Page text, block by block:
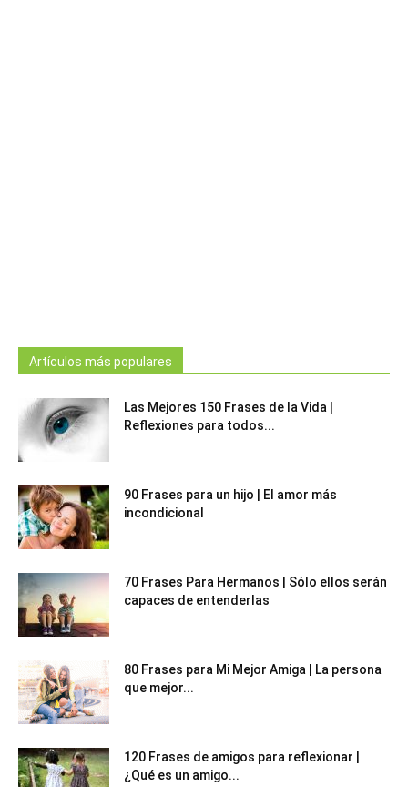
Artículos más populares
Las Mejores 150 Frases de la Vida |
Reflexiones para todos...
90 Frases para un hijo | El amor más
incondicional
70 Frases Para Hermanos | Sólo ellos serán
capaces de entenderlas
80 Frases para Mi Mejor Amiga | La persona
que mejor...
120 Frases de amigos para reflexionar |
¿Qué es un amigo...